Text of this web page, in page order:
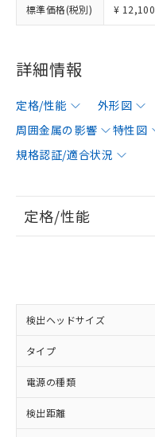
標準価格(税別) ¥ 12,100
詳細情報
定格/性能 外形図
周囲金属の影響
特性図
規格認証/適合状況
定格/性能
検出ヘッドサイズ
タイプ
電源の種類
検出距離